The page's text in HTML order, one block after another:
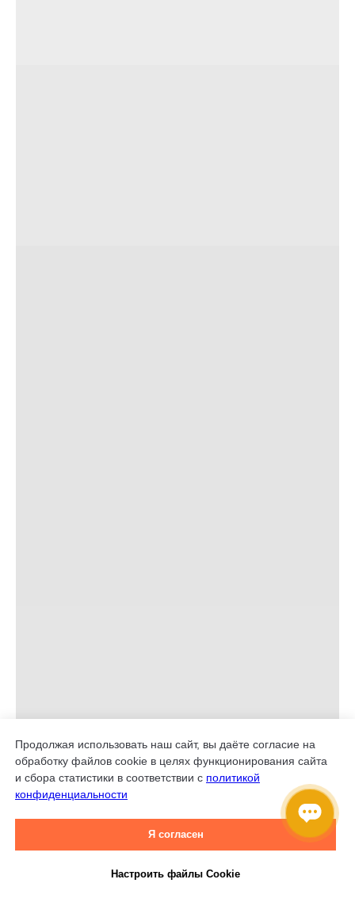
Продолжая использовать наш сайт, вы даёте согласие на
обработку файлов cookie в целях функционирования сайта
и сбора статистики в соответствии с политикой
конфиденциальности
Я согласен
Настроить файлы Cookie